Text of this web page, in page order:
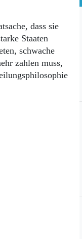
dass sie
Staaten
schwache
zahlen muss,